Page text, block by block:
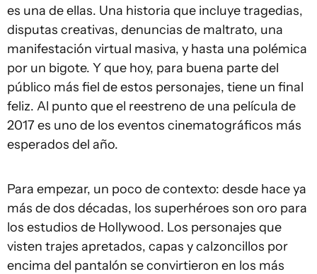
es una de ellas. Una historia que incluye tragedias,
disputas creativas, denuncias de maltrato, una
manifestación virtual masiva, y hasta una polémica
por un bigote. Y que hoy, para buena parte del
público más fiel de estos personajes, tiene un final
feliz. Al punto que el reestreno de una película de
2017 es uno de los eventos cinematográficos más
esperados del año.
Para empezar, un poco de contexto: desde hace ya
más de dos décadas, los superhéroes son oro para
los estudios de Hollywood. Los personajes que
visten trajes apretados, capas y calzoncillos por
encima del pantalón se convirtieron en los más